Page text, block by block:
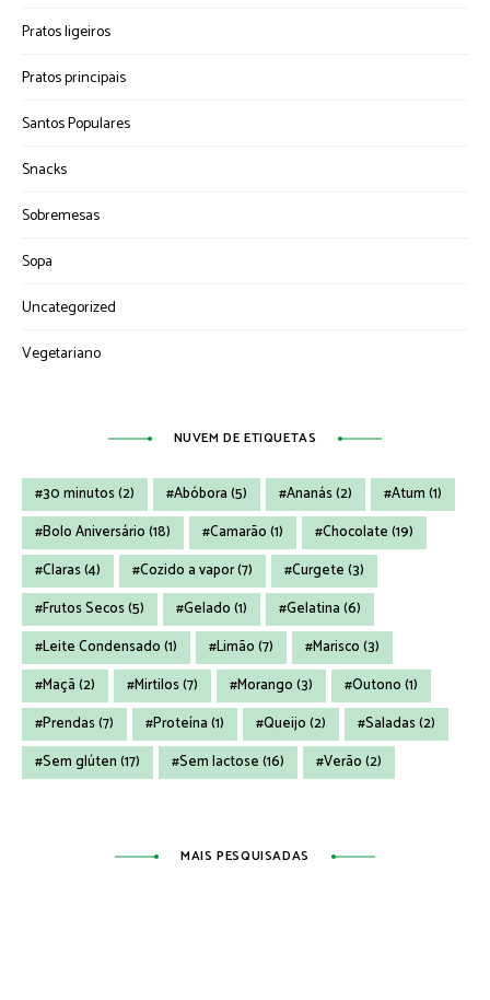
Pratos ligeiros
Pratos principais
Santos Populares
Snacks
Sobremesas
Sopa
Uncategorized
Vegetariano
NUVEM DE ETIQUETAS
30 minutos(2) Abóbora(5) Ananás(2) Atum(1)
Bolo Aniversário(18) Camarão(1) Chocolate(19)
Claras(4) Cozido a vapor(7) Curgete(3)
Frutos Secos(5) Gelado(1) Gelatina(6)
Leite Condensado(1) Limão(7) Marisco(3)
Maçã(2) Mirtilos(7) Morango(3) Outono(1)
Prendas(7) Proteína(1) Queijo(2) Saladas(2)
Sem glúten(17) Sem lactose(16) Verão(2)
MAIS PESQUISADAS